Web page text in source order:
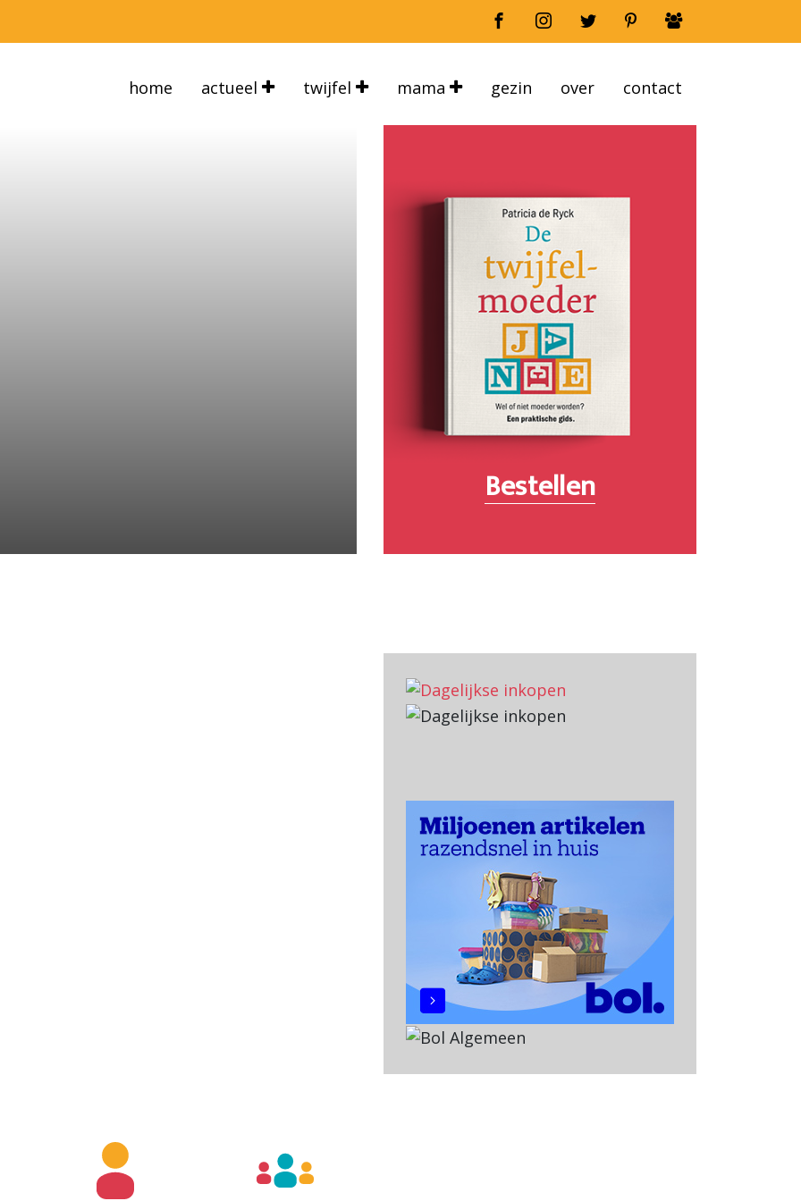
home actueel twijfel mama gezin over contact
Bestellen